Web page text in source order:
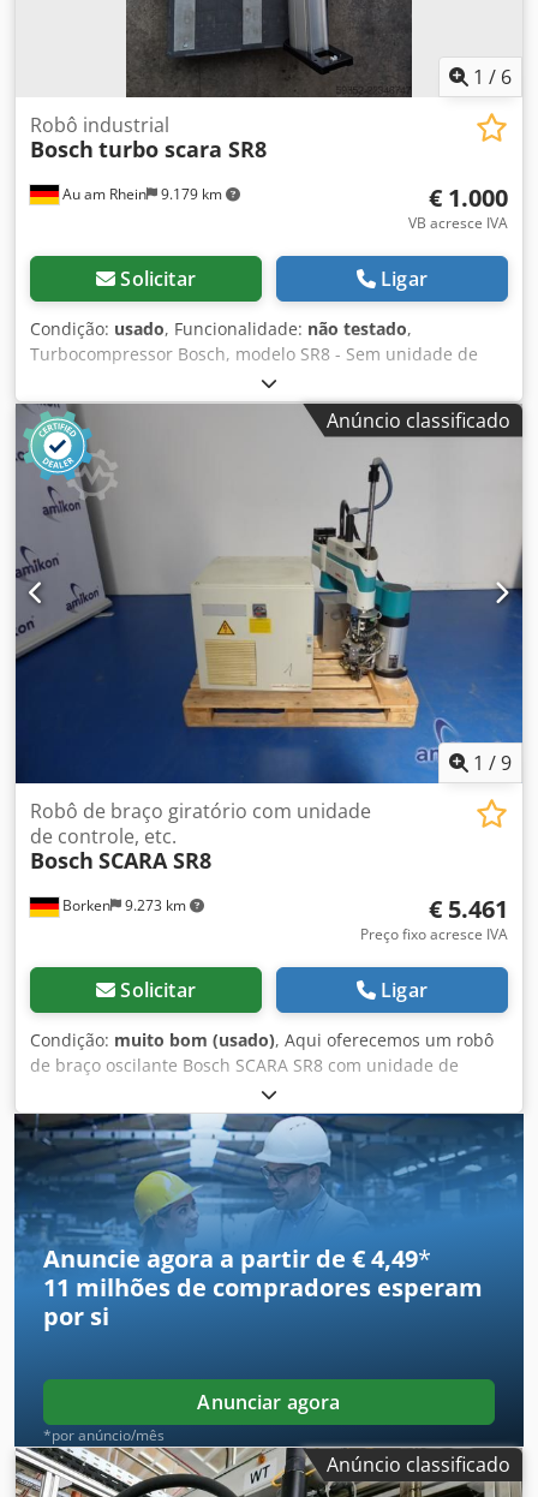
1 / 6
Au am Rhein 9.179 km
Robô industrial
Bosch turbo scara SR8
€ 1.000
VB acresce IVA
Solicitar Ligar
Condição: usado, Funcionalidade: não testado,
Turbocompressor Bosch, modelo SR8 - Sem unidade de
comando Crsdpfxozl T U Nj Aiysf - Pequena fissura na
carcaça, conforme foto - Envio possível mediante um custo
adicional
Anúncio classificado
1 /9
Borken 9.273 km
Robô de braço giratório com unidade
de controle, etc.
Bosch SCARA SR8
€ 5.461
Preço fixo acresce IVA
Solicitar Ligar
Condição: muito bom (usado), Aqui oferecemos um robô
de braço oscilante Bosch SCARA SR8 com unidade de
controle. Robô de braço oscilante Bosch SCARA SR8
Unidade de controle Tipo: SCARA SR8 Estado: usado Itens
incluídos: (veja a imagem) (Alterações e erros nos dados
técnicos, informações reservadas!) Crodpfx Aijzdir Neyef
Outras dúvidas podem ser respondidas por telefone.
Pedidos por escrito podem ser feitos por e-mail ou fax.
Anuncie agora a partir de € 4,49*
11 milhões de compradores esperam
por si
Anunciar agora
*por anúncio/mês
Anúncio classificado